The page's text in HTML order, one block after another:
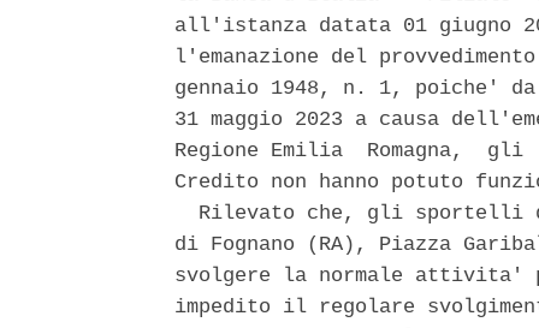
all'istanza datata 01 giugno
l'emanazione del
gennaio 1948, n. 1, poiche'
31 maggio 2023 a causa
Regione Emilia  Romagna,
Credito non hanno potuto
Rilevato che, gli sportelli
di Fognano (RA), Piazza
svolgere la normale attivita'
impedito il regolare